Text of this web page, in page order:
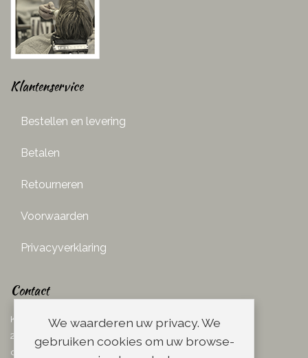
Klantenservice
Bestellen en levering
Betalen
Retourneren
Voorwaarden
Privacyverklaring
Contact
Ketelboetersteeg 29
2311 TN Leiden
dins. - vrij. 08.00 - 17.00 uur
We waarderen uw privacy. We
gebruiken cookies om uw browse-